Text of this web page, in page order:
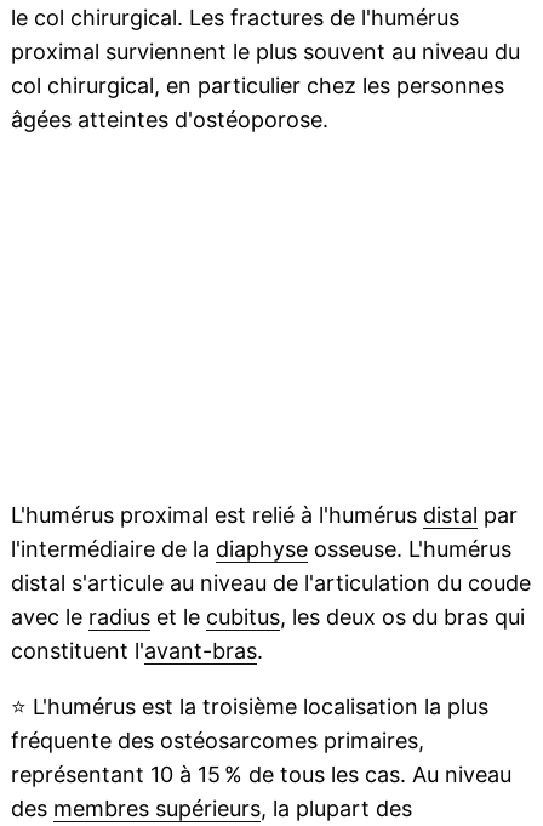
le col chirurgical. Les fractures de l'humérus
proximal surviennent le plus souvent au niveau du
col chirurgical, en particulier chez les personnes
âgées atteintes d'ostéoporose.
L'humérus proximal est relié à l'humérus distal par
l'intermédiaire de la diaphyseosseuse. L'humérus
distal s'articule au niveau de l'articulation du coude
avec le radiuset le cubitus, les deux os du bras qui
constituent l'avant-bras.
⭐ L'humérus est la troisième localisation la plus
fréquente des ostéosarcomes primaires,
représentant 10 à 15 % de tous les cas. Au niveau
des membres supérieurs, la plupart des